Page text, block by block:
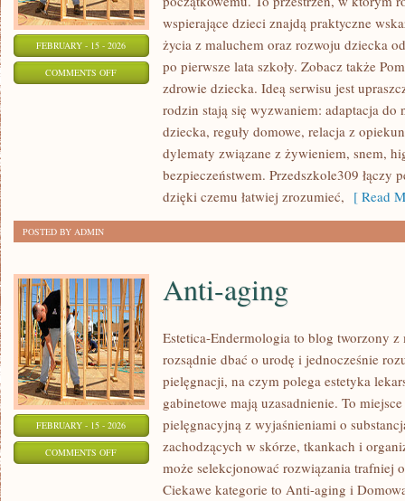
FEBRUARY - 15 - 2026
COMMENTS OFFON
PROBLEMY
WYCHOWAWCZE
wspierające dzieci znajdą praktyczne
życia z maluchem oraz rozwoju dziecka
po pierwsze lata szkoły. Zobacz także
zdrowie dziecka. Ideą serwisu jest
rodzin stają się wyzwaniem: adaptacja
dziecka, reguły domowe, relacja z
dylematy związane z żywieniem, snem,
bezpieczeństwem. Przedszkole309 łączy
dzięki czemu łatwiej zrozumieć, [ Read
POSTED BY ADMIN
FEBRUARY - 15 - 2026
COMMENTS OFFON
Anti-aging
Estetica-Endermologia to blog tworzony
rozsądnie dbać o urodę i jednocześnie
pielęgnacji, na czym polega estetyka
gabinetowe mają uzasadnienie. To
pielęgnacyjną z wyjaśnieniami o
zachodzących w skórze, tkankach i
może selekcjonować rozwiązania trafniej
Ciekawe kategorie to Anti-aging i